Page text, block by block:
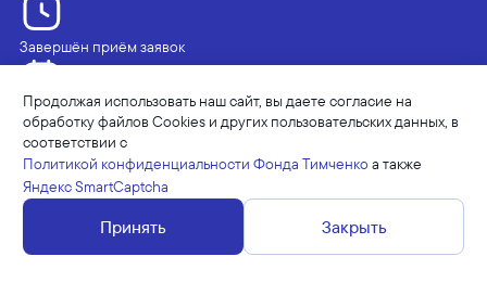
Завершён приём заявок
Приемная кампания
23.04.2024 - 23.06.2024
Финансовая поддержка
до 500 тыс. рублей
Продолжая использовать наш сайт, вы даете согласие на
обработку файлов Cookies и других пользовательских данных, в
соответствии с
Политикой конфиденциальности Фонда Тимченко а также
Яндекс SmartCaptcha
Принять Закрыть